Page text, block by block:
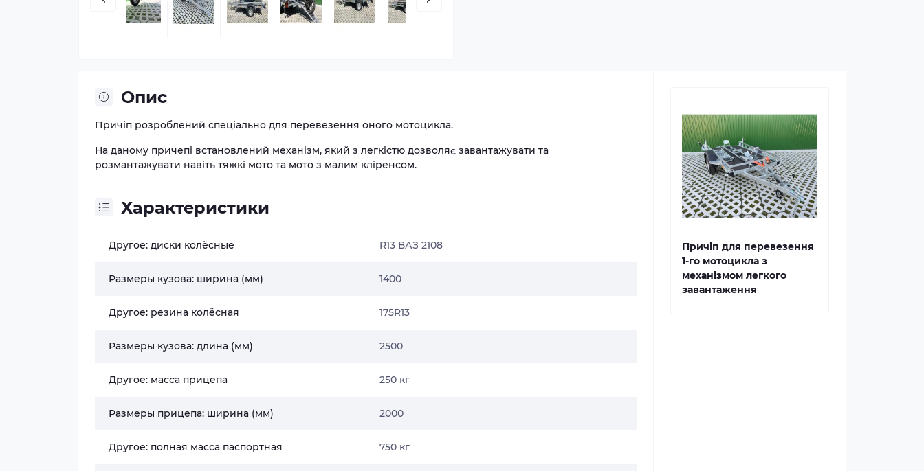
Опис
Причіп розроблений спеціально для перевезення оного мотоцикла.
На даному причепі встановлений механізм, який з легкістю дозволяє завантажувати та
розмантажувати навіть тяжкі мото та мото з малим кліренсом.
Характеристики
Другое: диски колёсные R13 ВАЗ 2108
Размеры кузова: ширина (мм) 1400
Другое: резина колёсная 175R13
Размеры кузова: длина (мм) 2500
Другое: масса прицепа 250 кг
Размеры прицепа: ширина (мм) 2000
Другое: полная масса паспортная 750 кг
Причіп для перевезення
1-го мотоцикла з
механізмом легкого
завантаження